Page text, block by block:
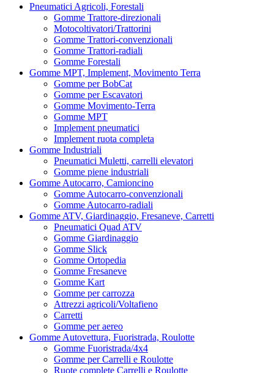
Pneumatici Agricoli, Forestali
Gomme Trattore-direzionali
Motocoltivatori/Trattorini
Gomme Trattori-convenzionali
Gomme Trattori-radiali
Gomme Forestali
Gomme MPT, Implement, Movimento Terra
Gomme per BobCat
Gomme per Escavatori
Gomme Movimento-Terra
Gomme MPT
Implement pneumatici
Implement ruota completa
Gomme Industriali
Pneumatici Muletti, carrelli elevatori
Gomme piene industriali
Gomme Autocarro, Camioncino
Gomme Autocarro-convenzionali
Gomme Autocarro-radiali
Gomme ATV, Giardinaggio, Fresaneve, Carretti
Pneumatici Quad ATV
Gomme Giardinaggio
Gomme Slick
Gomme Ortopedia
Gomme Fresaneve
Gomme Kart
Gomme per carrozza
Attrezzi agricoli/Voltafieno
Carretti
Gomme per aereo
Gomme Autovettura, Fuoristrada, Roulotte
Gomme Fuoristrada/4x4
Gomme per Carrelli e Roulotte
Ruote complete Carrelli e Roulotte